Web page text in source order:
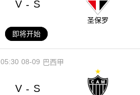
V - S
圣保罗
即将开始
08-09
05:30 巴西甲
V - S